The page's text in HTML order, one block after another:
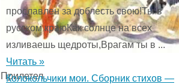
Прилетел
прославлен за доблесть свою!Ты в
русском краюКак солнце на всех
изливаешь щедроты,Врагам ты в ...
Читать »
Колокольчики мои. Сборник стихов —